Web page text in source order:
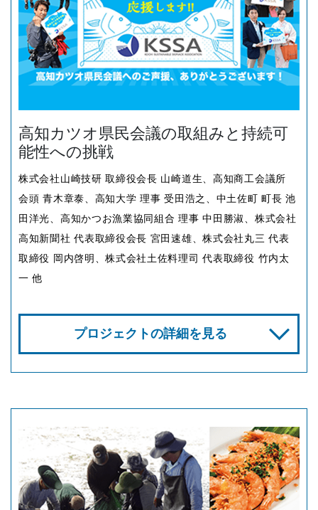
高知カツオ県民会議の取組みと持続可
能性への挑戦
株式会社山崎技研 取締役会長 山崎道生、高知商工会議所
会頭 青木章泰、高知大学 理事 受田浩之、中土佐町 町長 池
田洋光、高知かつお漁業協同組合 理事 中田勝淑、株式会社
高知新聞社 代表取締役会長 宮田速雄、株式会社丸三 代表
取締役 岡内啓明、株式会社土佐料理司 代表取締役 竹内太
一 他
プロジェクトの詳細を見る